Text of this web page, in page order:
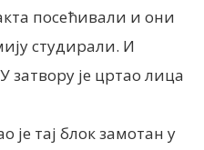
посећивали и они
студирали. И
затвору је цртао лица
је тај блок замотан у